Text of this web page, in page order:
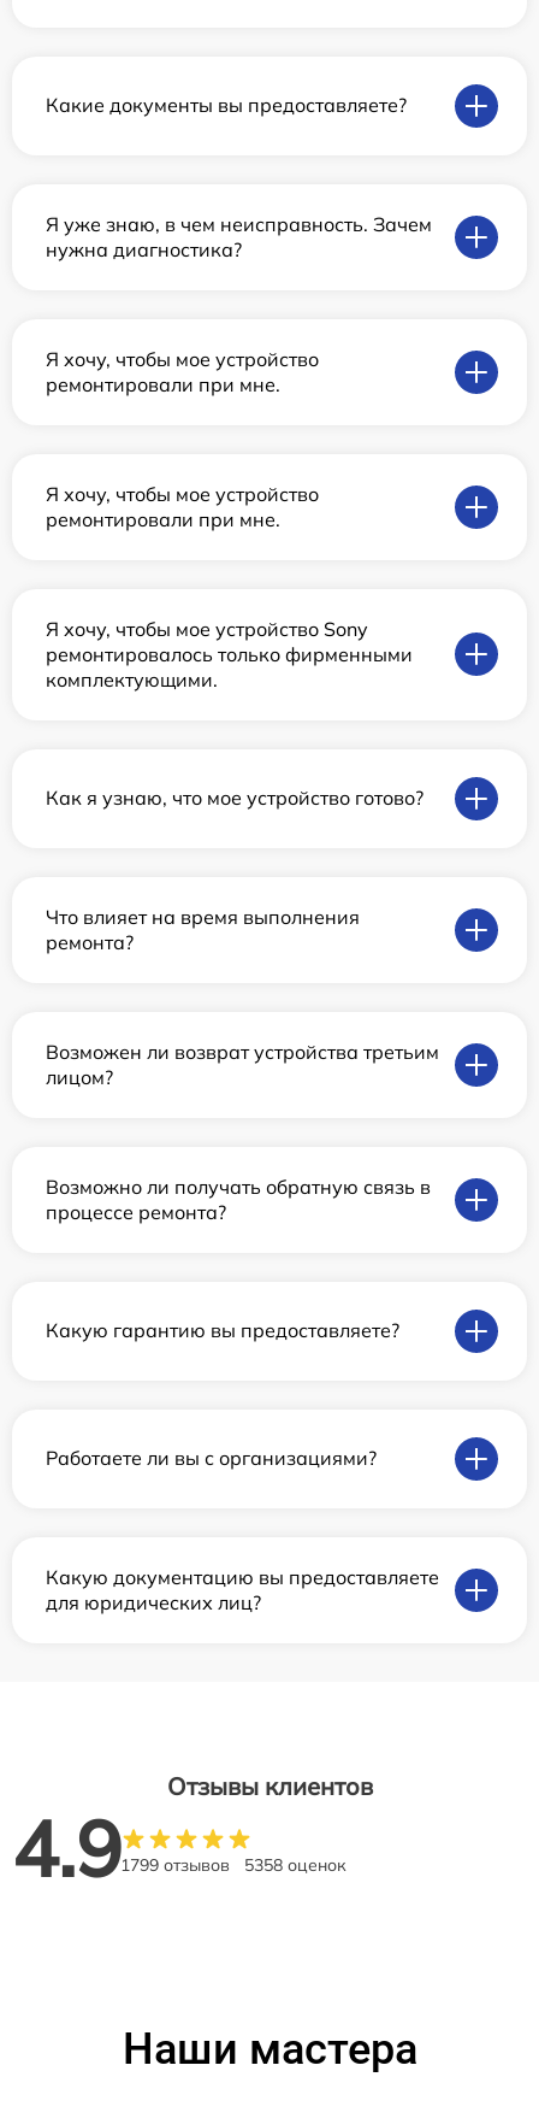
Какие документы вы предоставляете?
Я уже знаю, в чем неисправность. Зачем
нужна диагностика?
Я хочу, чтобы мое устройство
ремонтировали при мне.
Я хочу, чтобы мое устройство
ремонтировали при мне.
Я хочу, чтобы мое устройство Sony
ремонтировалось только фирменными
комплектующими.
Как я узнаю, что мое устройство готово?
Что влияет на время выполнения
ремонта?
Возможен ли возврат устройства третьим
лицом?
Возможно ли получать обратную связь в
процессе ремонта?
Какую гарантию вы предоставляете?
Работаете ли вы с организациями?
Какую документацию вы предоставляете
для юридических лиц?
Отзывы клиентов
4.91799 отзывов 5358 оценок
Наши мастера